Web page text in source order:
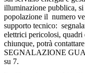
illuminazione pubblica, si
popolazione il numero
supporto tecnico:
elettrici pericolosi, quadri
chiunque, potrà
SEGNALAZIONE
su 7.